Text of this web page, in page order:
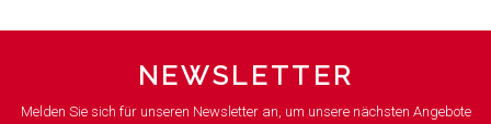
NEWSLETTER
Melden Sie sich für unseren Newsletter an, um unsere nächsten Angebote